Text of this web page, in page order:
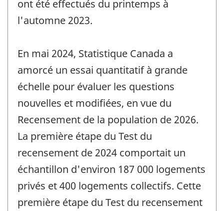
ont été effectués du printemps à
l'automne 2023.
En mai 2024, Statistique Canada a
amorcé un essai quantitatif à grande
échelle pour évaluer les questions
nouvelles et modifiées, en vue du
Recensement de la population de 2026.
La première étape du Test du
recensement de 2024 comportait un
échantillon d'environ 187 000 logements
privés et 400 logements collectifs. Cette
première étape du Test du recensement